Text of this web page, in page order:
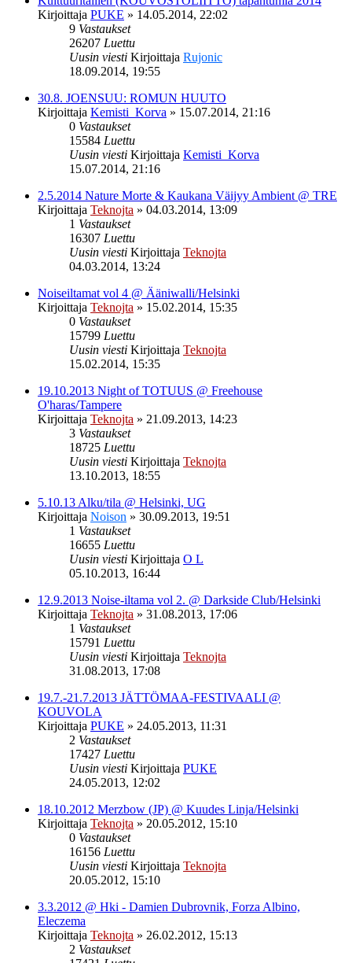
Kirjoittaja PUKE » 14.05.2014, 22:02
9 Vastaukset
26207 Luettu
Uusin viesti Kirjoittaja Rujonic
18.09.2014, 19:55
30.8. JOENSUU: ROMUN HUUTO
Kirjoittaja Kemisti_Korva » 15.07.2014, 21:16
0 Vastaukset
15584 Luettu
Uusin viesti Kirjoittaja Kemisti_Korva
15.07.2014, 21:16
2.5.2014 Nature Morte & Kaukana Väijyy Ambient @ TRE
Kirjoittaja Teknojta » 04.03.2014, 13:09
1 Vastaukset
16307 Luettu
Uusin viesti Kirjoittaja Teknojta
04.03.2014, 13:24
Noiseiltamat vol 4 @ Ääniwalli/Helsinki
Kirjoittaja Teknojta » 15.02.2014, 15:35
0 Vastaukset
15799 Luettu
Uusin viesti Kirjoittaja Teknojta
15.02.2014, 15:35
19.10.2013 Night of TOTUUS @ Freehouse
O'haras/Tampere
Kirjoittaja Teknojta » 21.09.2013, 14:23
3 Vastaukset
18725 Luettu
Uusin viesti Kirjoittaja Teknojta
13.10.2013, 18:55
5.10.13 Alku/tila @ Helsinki, UG
Kirjoittaja Noison » 30.09.2013, 19:51
1 Vastaukset
16655 Luettu
Uusin viesti Kirjoittaja O L
05.10.2013, 16:44
12.9.2013 Noise-iltama vol 2. @ Darkside Club/Helsinki
Kirjoittaja Teknojta » 31.08.2013, 17:06
1 Vastaukset
15791 Luettu
Uusin viesti Kirjoittaja Teknojta
31.08.2013, 17:08
19.7.-21.7.2013 JÄTTÖMAA-FESTIVAALI @
KOUVOLA
Kirjoittaja PUKE » 24.05.2013, 11:31
2 Vastaukset
17427 Luettu
Uusin viesti Kirjoittaja PUKE
24.05.2013, 12:02
18.10.2012 Merzbow (JP) @ Kuudes Linja/Helsinki
Kirjoittaja Teknojta » 20.05.2012, 15:10
0 Vastaukset
16156 Luettu
Uusin viesti Kirjoittaja Teknojta
20.05.2012, 15:10
3.3.2012 @ Hki - Damien Dubrovnik, Forza Albino,
Eleczema
Kirjoittaja Teknojta » 26.02.2012, 15:13
2 Vastaukset